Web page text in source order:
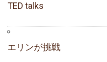
TED talks
エリンが挑戦